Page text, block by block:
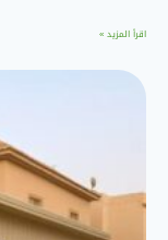
اقرأ المزيد »